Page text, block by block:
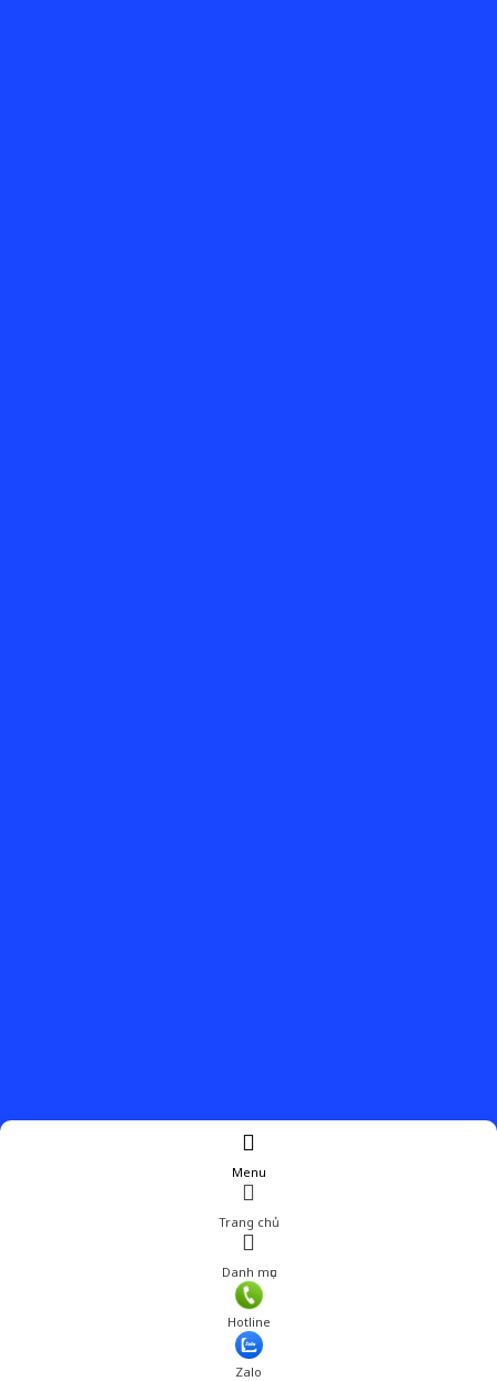
Menu
Trang chủ
Danh mục
Hotline
Zalo